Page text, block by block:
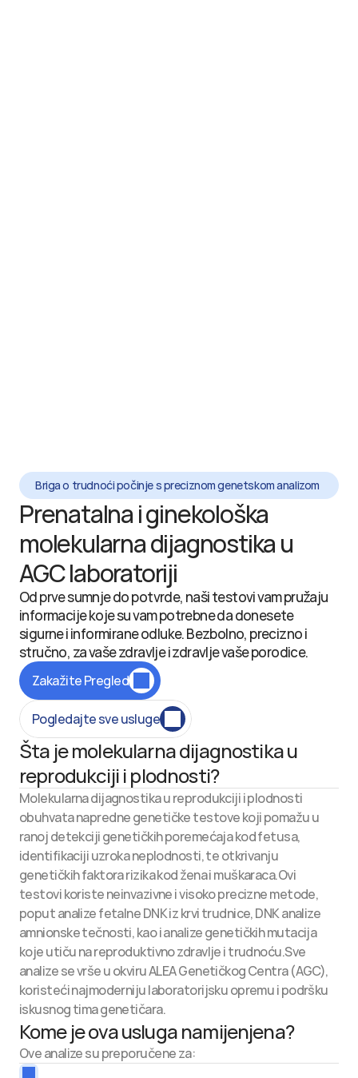
Briga o trudnoći počinje s preciznom genetskom analizom
Prenatalna i ginekološka
molekularna dijagnostika u
AGC laboratoriji
Od prve sumnje do potvrde, naši testovi vam pružaju
informacije koje su vam potrebne da donesete
sigurne i informirane odluke. Bezbolno, precizno i
stručno, za vaše zdravlje i zdravlje vaše porodice.
Zakažite Pregled
Pogledajte sve usluge
Šta je molekularna dijagnostika u
reprodukciji i plodnosti?
Molekularna dijagnostika u reprodukciji i plodnosti
obuhvata napredne genetičke testove koji pomažu u
ranoj detekciji genetičkih poremećaja kod fetusa,
identifikaciji uzroka neplodnosti, te otkrivanju
genetičkih faktora rizika kod žena i muškaraca.Ovi
testovi koriste neinvazivne i visoko precizne metode,
poput analize fetalne DNK iz krvi trudnice, DNK analize
amnionske tečnosti, kao i analize genetičkih mutacija
koje utiču na reproduktivno zdravlje i trudnoću.Sve
analize se vrše u okviru ALEA Genetičkog Centra (AGC),
koristeći najmoderniju laboratorijsku opremu i podršku
iskusnog tima genetičara.
Kome je ova usluga namijenjena?
Ove analize su preporučene za: